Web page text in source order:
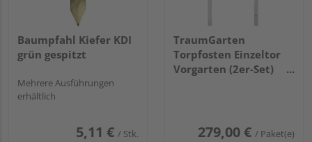
Baumpfahl Kiefer KDI
grün gespitzt
Mehrere Ausführungen
erhältlich
5,11 € / Stk.
TraumGarten
Torpfosten Einzeltor
Vorgarten (2er-Set)
279,00 € / Paket(e)